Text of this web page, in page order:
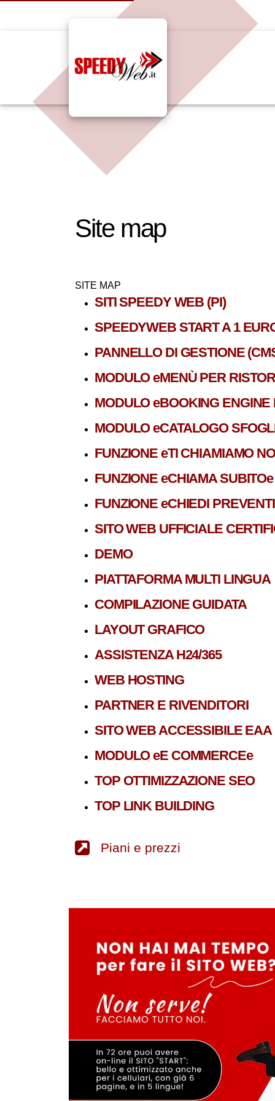
Site map
SITE MAP
SITI SPEEDY WEB (PI)
SPEEDYWEB START A 1
PANNELLO DI GESTIONE
MODULO eMENÙ PER
MODULO eBOOKING ENGINE
MODULO eCATALOGO
FUNZIONE eTI CHIAMIAMO
FUNZIONE eCHIAMA SUBITOe
FUNZIONE eCHIEDI
SITO WEB UFFICIALE
DEMO
PIATTAFORMA MULTI LINGUA
COMPILAZIONE GUIDATA
LAYOUT GRAFICO
ASSISTENZA H24/365
WEB HOSTING
PARTNER E RIVENDITORI
SITO WEB ACCESSIBILE EAA
MODULO eE COMMERCEe
TOP OTTIMIZZAZIONE SEO
TOP LINK BUILDING
Piani e prezzi